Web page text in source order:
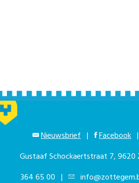
Nieuwsbrief | Facebook |
Gustaaf Schockaertstraat 7,
364 65 00 |